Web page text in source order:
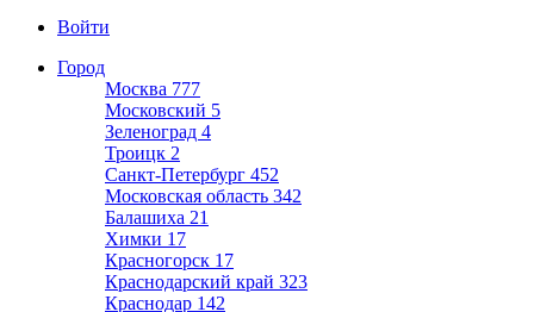
Войти
Город
Москва 777
Московский 5
Зеленоград 4
Троицк 2
Санкт-Петербург 452
Московская область 342
Балашиха 21
Химки 17
Красногорск 17
Краснодарский край 323
Краснодар 142